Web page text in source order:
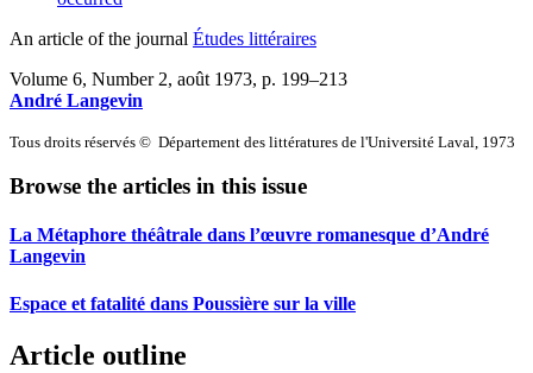
An article of the journal Études littéraires
Volume 6, Number 2, août 1973, p. 199–213
André Langevin
Tous droits réservés © Département des littératures de l'Université Laval, 1973
Browse the articles in this issue
La Métaphore théâtrale dans l’œuvre romanesque d’André
Langevin
Espace et fatalité dans Poussière sur la ville
Article outline